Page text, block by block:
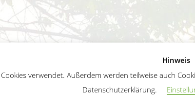
German
Hinweis
verwendet. Außerdem werden teilweise auch
Datenschutzerklärung.